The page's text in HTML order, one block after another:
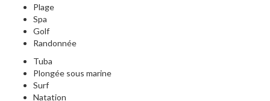
Plage
Spa
Golf
Randonnée
Tuba
Plongée sous marine
Surf
Natation